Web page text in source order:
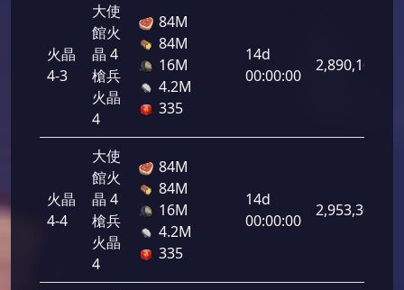
火晶
4-3
大使
館火
晶 4
槍兵
火晶
4
84M
84M
16M
4.2M
335
14d
00:00:00
2,890,100
火晶
4-4
大使
館火
晶 4
槍兵
火晶
4
84M
84M
16M
4.2M
335
14d
00:00:00
2,953,300